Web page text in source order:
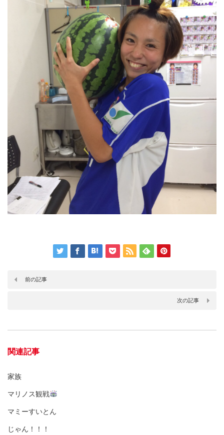
前の記事
次の記事
関連記事
家族
マリノス観戦
マミーすいとん
じゃん！！！